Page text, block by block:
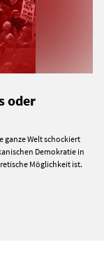
oder
ganze Welt schockiert
Demokratie in
Möglichkeit ist.